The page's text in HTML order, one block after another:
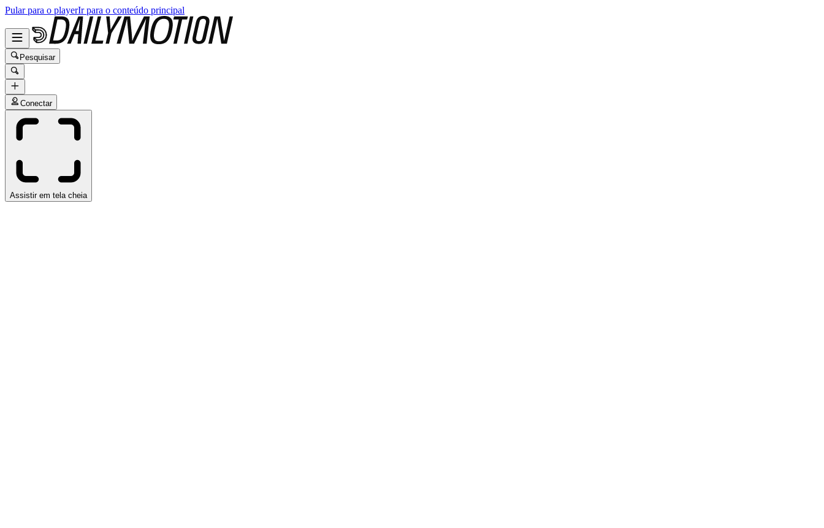
Pular para o playerIr para o conteúdo principal
Pesquisar
Conectar
Assistir em tela cheia